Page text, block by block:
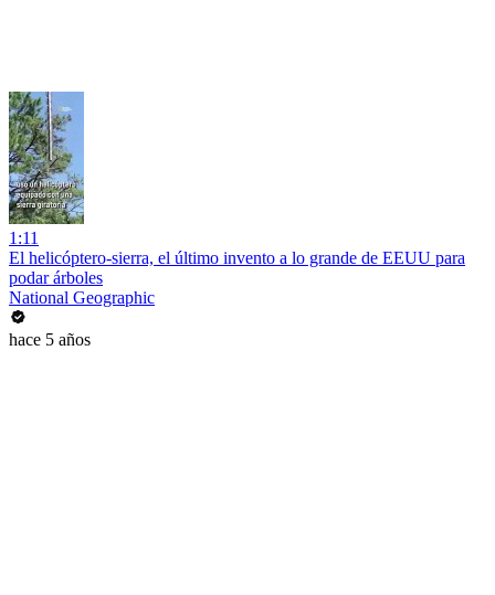
1:11
El helicóptero-sierra, el último invento a lo grande de EEUU para
podar árboles
National Geographic
hace 5 años